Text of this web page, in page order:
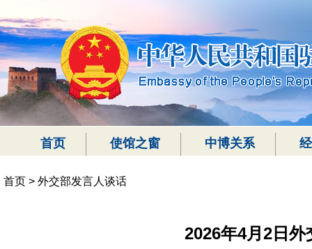
首页 使馆之窗 中博关系
首页 > 外交部发言人谈话
2026年4月2日